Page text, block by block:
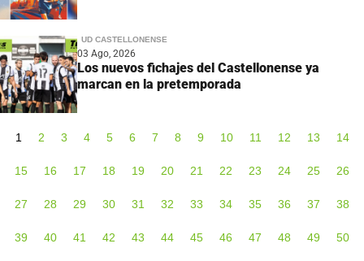
UD CASTELLONENSE
03 Ago, 2026
Los nuevos fichajes del Castellonense ya
marcan en la pretemporada
1 2 3 4 5 6 7 8 9 10 11 12 13 14
15 16 17 18 19 20 21 22 23 24 25 26
27 28 29 30 31 32 33 34 35 36 37 38
39 40 41 42 43 44 45 46 47 48 49 50